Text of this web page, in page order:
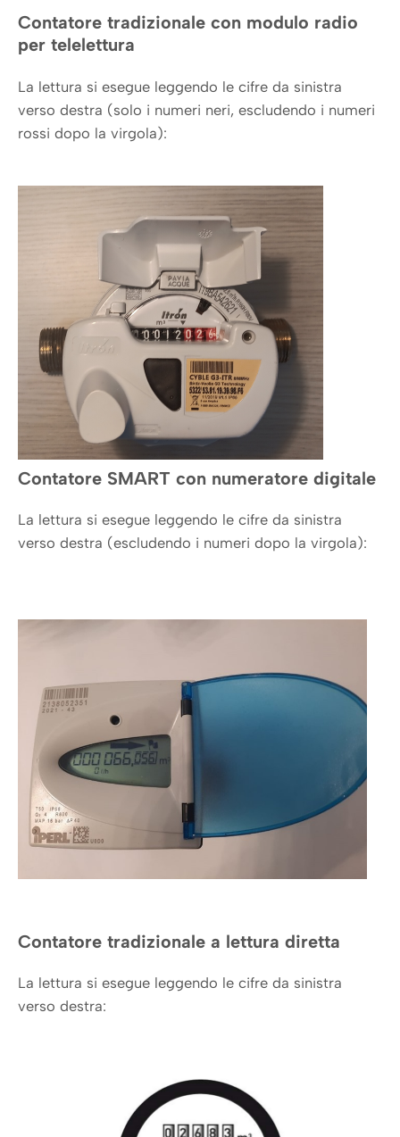
Contatore tradizionale con modulo radio
per telelettura
La lettura si esegue leggendo le cifre da sinistra
verso destra (solo i numeri neri, escludendo i numeri
rossi dopo la virgola):
Contatore SMART con numeratore digitale
La lettura si esegue leggendo le cifre da sinistra
verso destra (escludendo i numeri dopo la virgola):
Contatore tradizionale a lettura diretta
La lettura si esegue leggendo le cifre da sinistra
verso destra: